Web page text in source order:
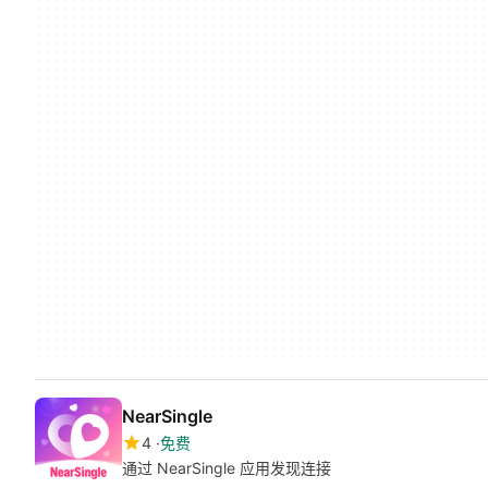
NearSingle
4 免费
通过 NearSingle 应用发现连接